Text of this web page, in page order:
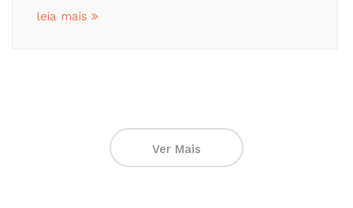
leia mais
Ver Mais